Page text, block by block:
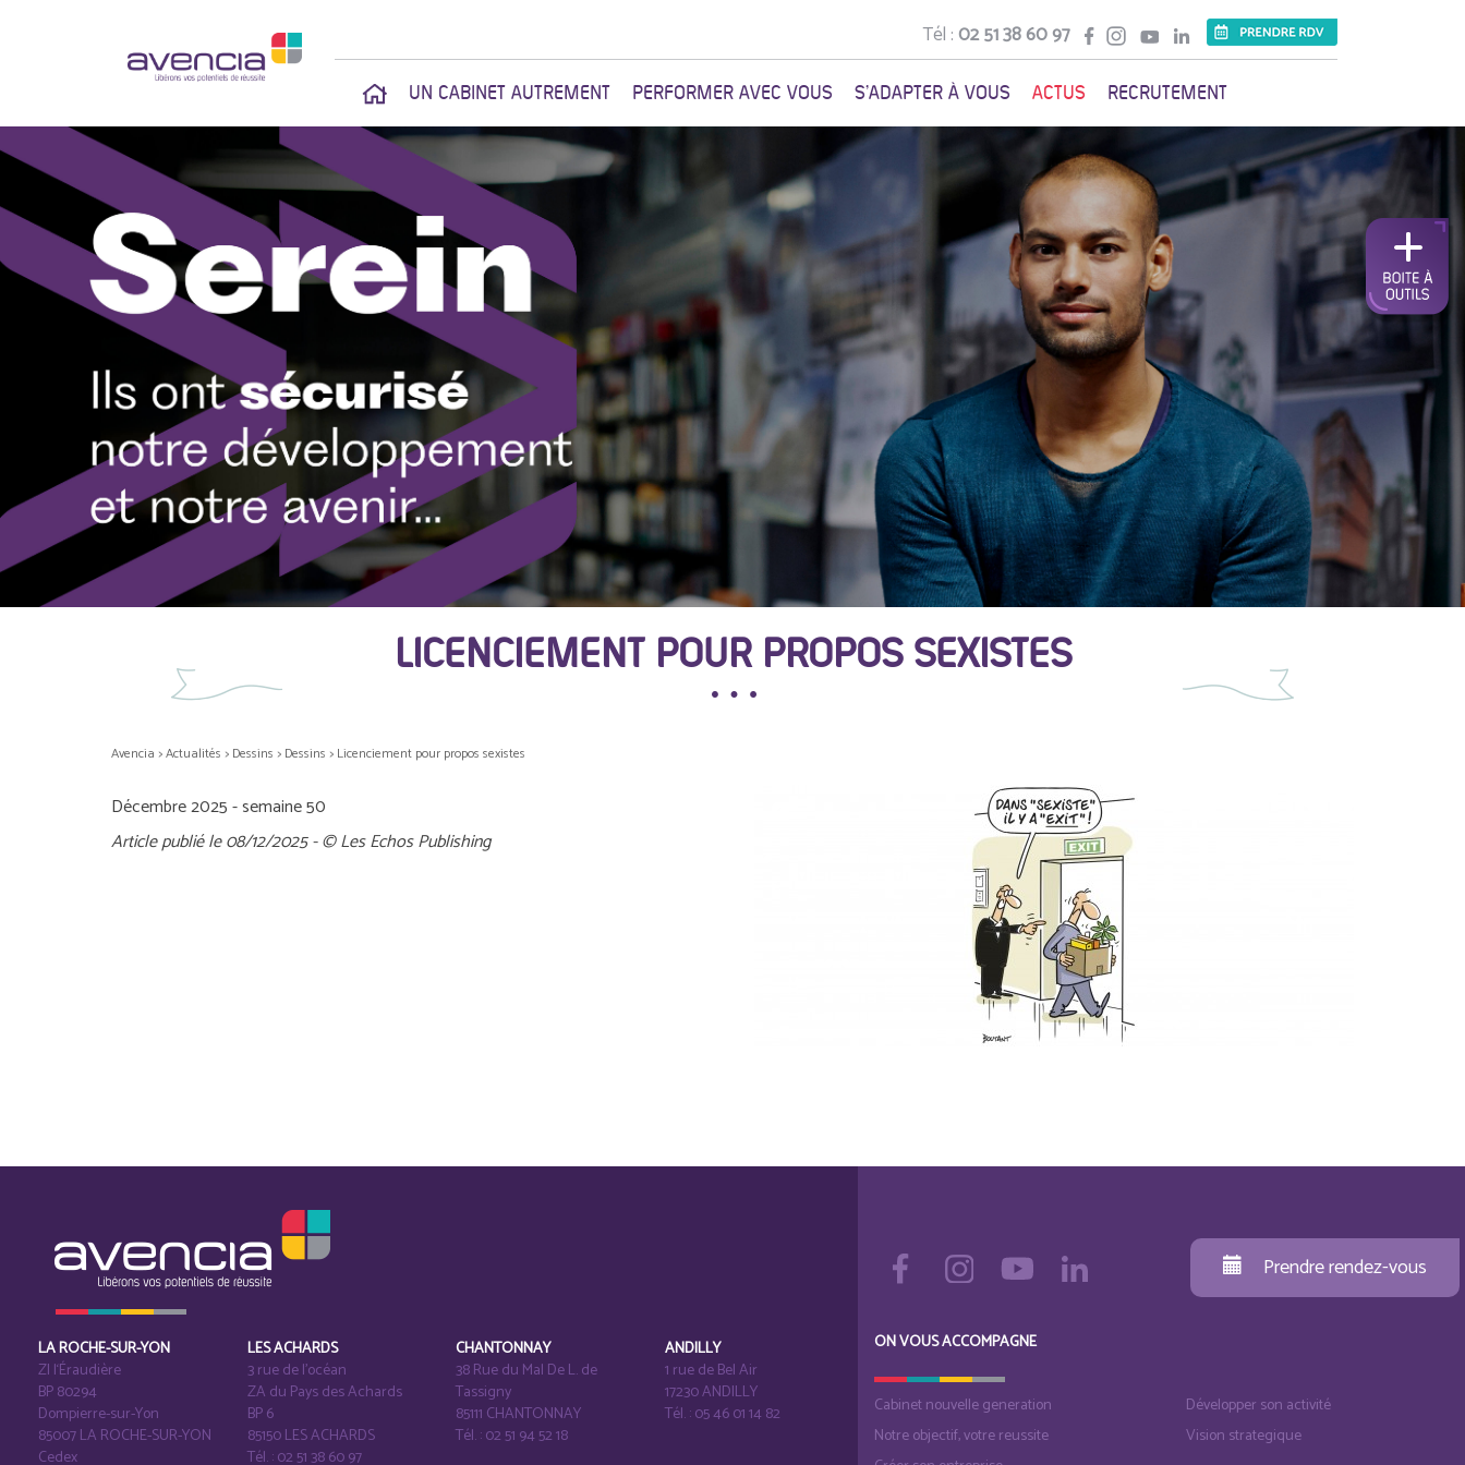
Tél :02 51 38 60 97
UN CABINET AUTREMENT PERFORMER AVEC VOUS S'ADAPTER À VOUS ACTUS RECRUTEMENT
LICENCIEMENT POUR PROPOS SEXISTES
Avencia >Actualités > Dessins > Dessins > Licenciement pour propos sexistes
Décembre 2025 - semaine 50
Article publié le 08/12/2025 - © Les Echos Publishing
LA ROCHE-SUR-YON
ZI l‘Éraudière
BP 80294
Dompierre-sur-Yon
85007 LA ROCHE-SUR-YON
Cedex
LES ACHARDS
3 rue de l’océan
ZA du Pays des Achards
BP 6
85150 LES ACHARDS
Tél. : 02 51 38 60 97
CHANTONNAY
38 Rue du Mal De L. de
Tassigny
85111 CHANTONNAY
Tél. : 02 51 94 52 18
ANDILLY
1 rue de Bel Air
17230 ANDILLY
Tél. : 05 46 01 14 82
Prendre rendez-vous
ON VOUS ACCOMPAGNE
Cabinet nouvelle generation
Notre objectif, votre reussite
Développer son activité
Vision strategique